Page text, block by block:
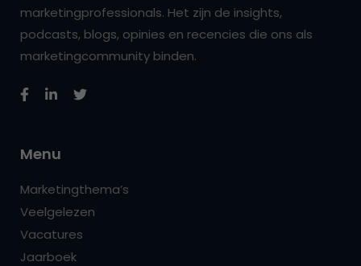
marketingprofessionals. Het zijn de insights,
podcasts, blogs, opinies en recencies die ons als
marketingcommunity binden.
Menu
Marketingthema’s
Veelgelezen
Vacatures
Jaarboek